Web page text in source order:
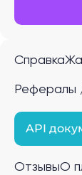
Справка
Рефералы
API
ОтзывыО